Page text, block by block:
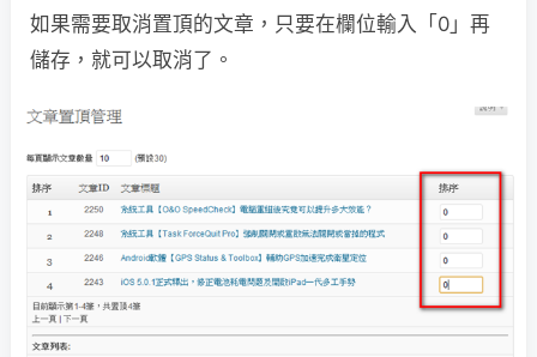
如果需要取消置頂的文章，只要在欄位輸入「0」再
儲存，就可以取消了。